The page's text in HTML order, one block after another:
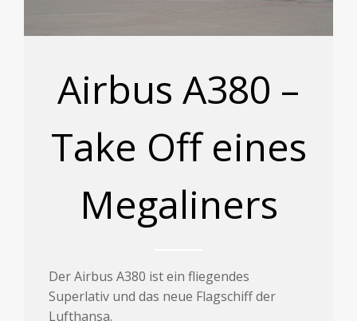
Airbus A380 –
Take Off eines
Megaliners
Der Airbus A380 ist ein fliegendes
Superlativ und das neue Flagschiff der
Lufthansa.